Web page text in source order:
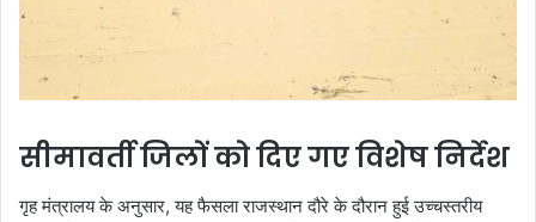
सीमावर्ती जिलों को दिए गए विशेष निर्देश
गृह मंत्रालय के अनुसार, यह फैसला राजस्थान दौरे के दौरान हुई उच्चस्तरीय